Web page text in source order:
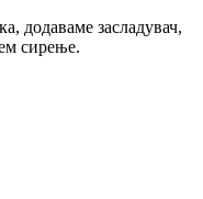
додаваме засладувач,
сирење.